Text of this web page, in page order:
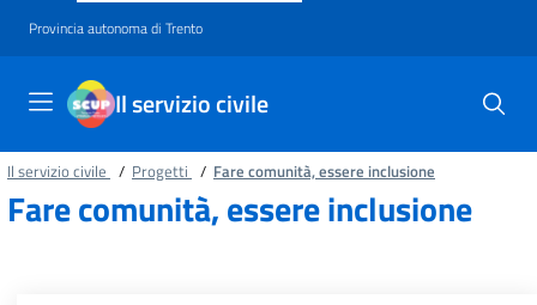
Provincia autonoma di Trento
Il servizio civile
Il servizio civile / Progetti / Fare comunità, essere inclusione
Fare comunità, essere inclusione